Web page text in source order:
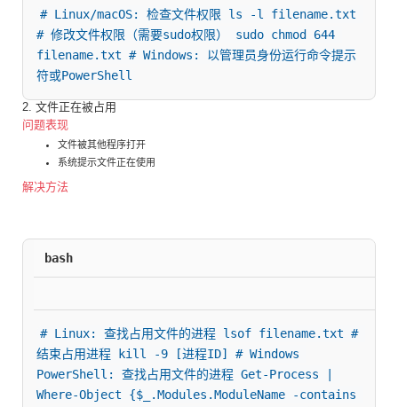
# Linux/macOS: 检查文件权限 ls -l filename.txt
# 修改文件权限（需要sudo权限） sudo chmod 644
filename.txt # Windows: 以管理员身份运行命令提示
符或PowerShell
2. 文件正在被占用
问题表现
文件被其他程序打开
系统提示文件正在使用
解决方法
bash
# Linux: 查找占用文件的进程 lsof filename.txt #
结束占用进程 kill -9 [进程ID] # Windows
PowerShell: 查找占用文件的进程 Get-Process |
Where-Object {$_.Modules.ModuleName -contains